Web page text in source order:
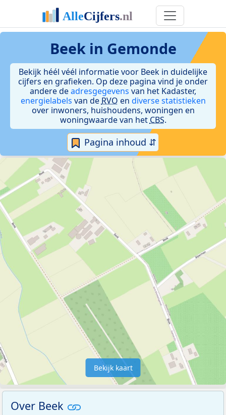
Beek in Gemonde
Bekijk héél véél informatie voor Beek in duidelijke
cijfers en grafieken. Op deze pagina vind je onder
andere deadresgegevens van het Kadaster,
energielabels van de RVO en diverse statistieken
over inwoners, huishoudens, woningen en
woningwaarde van het CBS.
Pagina inhoud ⇵
Bekijk kaart
Over Beek